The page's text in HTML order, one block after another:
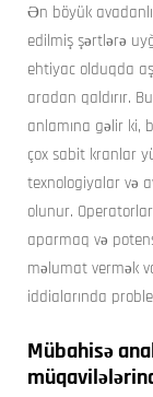
Ən böyük
edilmiş şərtlərə
ehtiyac olduqda
aradan qaldırır.
anlamına gəlir ki,
çox sabit kranlar
texnologiyalar və
olunur.
aparmaq və
məlumat vermək
iddialarında
Mübahisə